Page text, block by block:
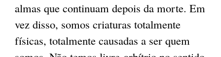
almas que continuam depois da morte. Em
vez disso, somos criaturas totalmente
físicas, totalmente causadas ​​a ser quem